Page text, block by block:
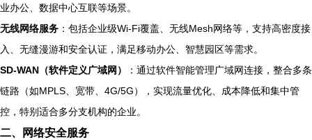
业办公、数据中心互联等场景。
无线网络服务 ：包括企业级Wi-Fi覆盖、无线Mesh网络等，支持高密度接
入、无缝漫游和安全认证，满足移动办公、智慧园区等需求。
SD-WAN（软件定义广域网）
：通过软件智能管理广域网连接，整合多条
链路（如MPLS、宽带、4G/5G），实现流量优化、成本降低和集中管
控，特别适合多分支机构的企业。
二、网络安全服务